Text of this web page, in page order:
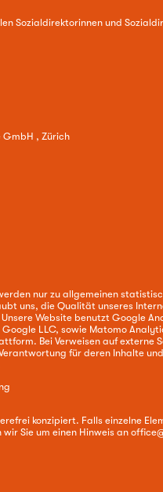
Sozialdirektorinnen und
, Zürich
nur zu allgemeinen
uns, die Qualität unseres
Website benutzt Google
LLC, sowie Matomo
Bei Verweisen auf externe
für deren Inhalte und
konzipiert. Falls einzelne
Sie um einen Hinweis an